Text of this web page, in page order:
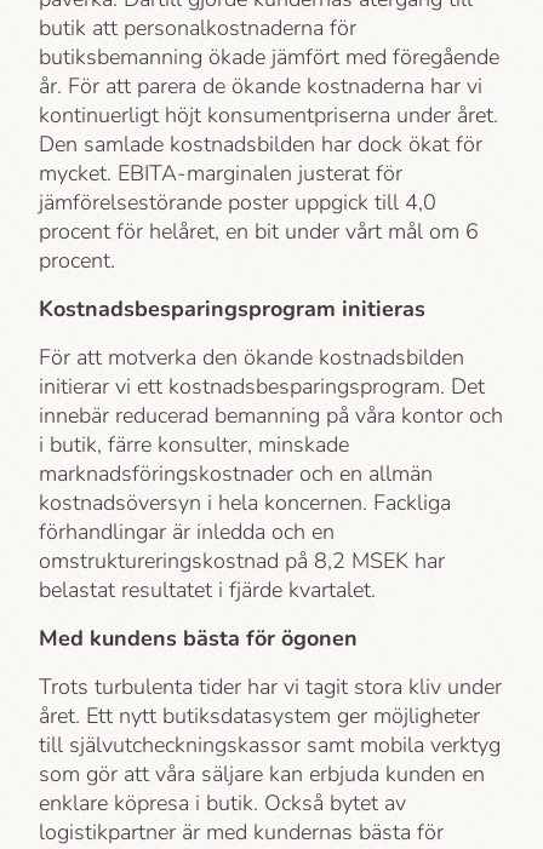
butik att personalkostnaderna för
butiksbemanning ökade jämfört med föregående
år. För att parera de ökande kostnaderna har vi
kontinuerligt höjt konsumentpriserna under året.
Den samlade kostnadsbilden har dock ökat för
mycket. EBITA-marginalen justerat för
jämförelsestörande poster uppgick till 4,0
procent för helåret, en bit under vårt mål om 6
procent.
Kostnadsbesparingsprogram initieras
För att motverka den ökande kostnadsbilden
initierar vi ett kostnadsbesparingsprogram. Det
innebär reducerad bemanning på våra kontor och
i butik, färre konsulter, minskade
marknadsföringskostnader och en allmän
kostnadsöversyn i hela koncernen. Fackliga
förhandlingar är inledda och en
omstruktureringskostnad på 8,2 MSEK har
belastat resultatet i fjärde kvartalet.
Med kundens bästa för ögonen
Trots turbulenta tider har vi tagit stora kliv under
året. Ett nytt butiksdatasystem ger möjligheter
till självutcheckningskassor samt mobila verktyg
som gör att våra säljare kan erbjuda kunden en
enklare köpresa i butik. Också bytet av
logistikpartner är med kundernas bästa för